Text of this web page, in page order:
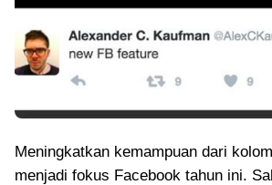
Meningkatkan kemampuan dari kolom
menjadi fokus Facebook tahun ini.